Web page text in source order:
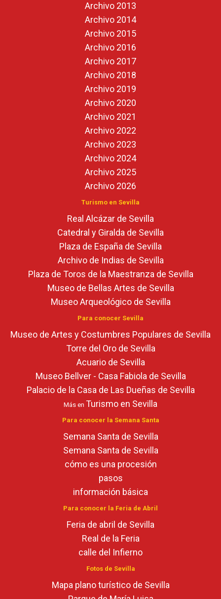
Archivo 2013
Archivo 2014
Archivo 2015
Archivo 2016
Archivo 2017
Archivo 2018
Archivo 2019
Archivo 2020
Archivo 2021
Archivo 2022
Archivo 2023
Archivo 2024
Archivo 2025
Archivo 2026
Turismo en Sevilla
Real Alcázar de Sevilla
Catedral y Giralda de Sevilla
Plaza de España de Sevilla
Archivo de Indias de Sevilla
Plaza de Toros de la Maestranza de Sevilla
Museo de Bellas Artes de Sevilla
Museo Arqueológico de Sevilla
Para conocer Sevilla
Museo de Artes y Costumbres Populares de Sevilla
Torre del Oro de Sevilla
Acuario de Sevilla
Museo Bellver - Casa Fabiola de Sevilla
Palacio de la Casa de Las Dueñas de Sevilla
Más en Turismo en Sevilla
Para conocer la Semana Santa
Semana Santa de Sevilla
Semana Santa de Sevilla
cómo es una procesión
pasos
información básica
Para conocer la Feria de Abril
Feria de abril de Sevilla
Real de la Feria
calle del Infierno
Fotos de Sevilla
Mapa plano turístico de Sevilla